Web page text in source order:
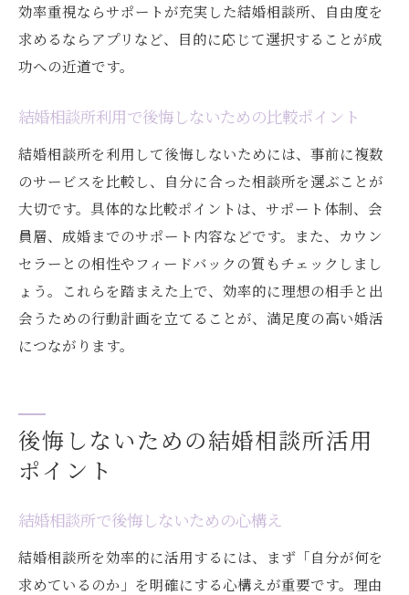
効率重視ならサポートが充実した結婚相談所、自由度を
求めるならアプリなど、目的に応じて選択することが成
功への近道です。
結婚相談所利用で後悔しないための比較ポイント
結婚相談所を利用して後悔しないためには、事前に複数
のサービスを比較し、自分に合った相談所を選ぶことが
大切です。具体的な比較ポイントは、サポート体制、会
員層、成婚までのサポート内容などです。また、カウン
セラーとの相性やフィードバックの質もチェックしまし
ょう。これらを踏まえた上で、効率的に理想の相手と出
会うための行動計画を立てることが、満足度の高い婚活
につながります。
後悔しないための結婚相談所活用
ポイント
結婚相談所で後悔しないための心構え
結婚相談所を効率的に活用するには、まず「自分が何を
求めているのか」を明確にする心構えが重要です。理由